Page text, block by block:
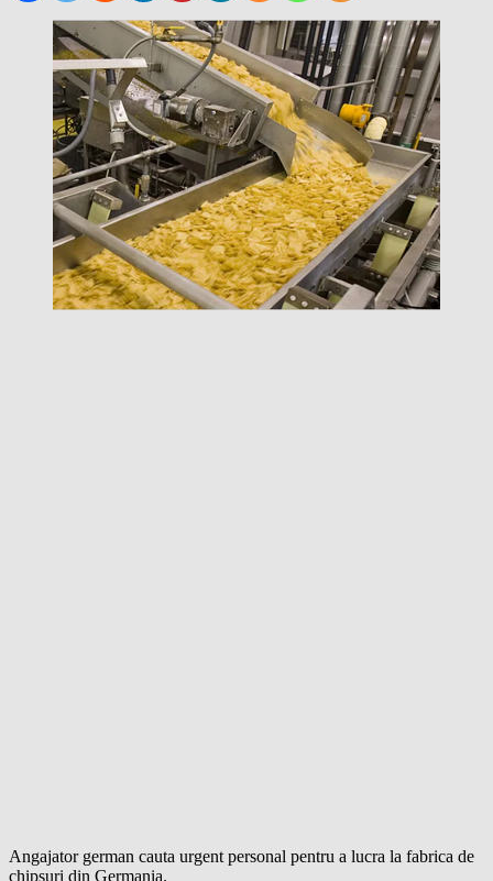
Angajator german cauta urgent personal pentru a lucra la fabrica de
chipsuri din Germania.